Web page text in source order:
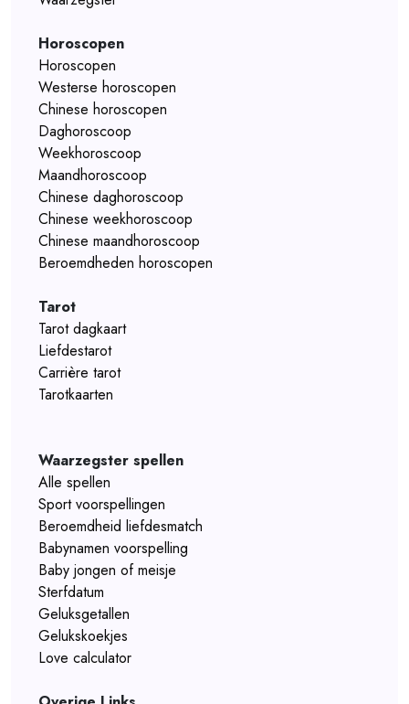
Horoscopen
Horoscopen
Westerse horoscopen
Chinese horoscopen
Daghoroscoop
Weekhoroscoop
Maandhoroscoop
Chinese daghoroscoop
Chinese weekhoroscoop
Chinese maandhoroscoop
Beroemdheden horoscopen
Tarot
Tarot dagkaart
Liefdestarot
Carrière tarot
Tarotkaarten
Waarzegster spellen
Alle spellen
Sport voorspellingen
Beroemdheid liefdesmatch
Babynamen voorspelling
Baby jongen of meisje
Sterfdatum
Geluksgetallen
Gelukskoekjes
Love calculator